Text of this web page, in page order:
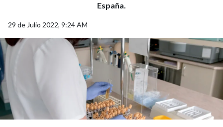
España.
29 de Julio 2022, 9:24 AM